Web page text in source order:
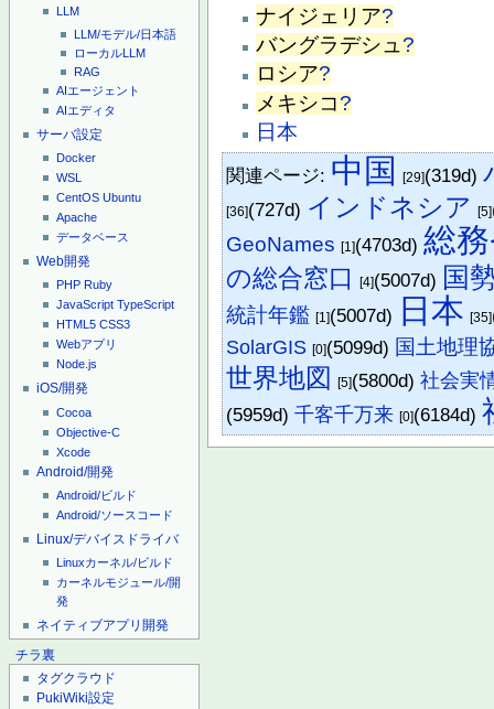
LLM
LLM/モデル/日本語
ローカルLLM
RAG
AIエージェント
AIエディタ
サーバ設定
Docker
WSL
CentOS Ubuntu
Apache
データベース
Web開発
PHP Ruby
JavaScript TypeScript
HTML5 CSS3
Webアプリ
Node.js
iOS/開発
Cocoa
Objective-C
Xcode
Android/開発
Android/ビルド
Android/ソースコード
Linux/デバイスドライバ
Linuxカーネル/ビルド
カーネルモジュール/開
発
ネイティブアプリ開発
チラ裏
タグクラウド
PukiWiki設定
ナイジェリア?
バングラデシュ ?
ロシア?
メキシコ?
日本
関連ページ: 中国 [29](319d)
[36](727d) インドネシア [5]
GeoNames [1](4703d)総
の総合窓口 [4](5007d) 国
統計年鑑 [1](5007d) 日本 [35]
SolarGIS [0](5099d) 国土地理
世界地図 [5](5800d)社会実
(5959d)千客千万来 [0](6184d)